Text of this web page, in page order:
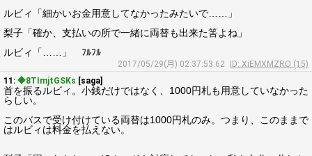
ルビィ「細かいお金用意してなかったみたいで……」
梨子「確か、支払いの所で一緒に両替も出来た筈よね」
ルビィ「……」 ﾌﾙﾌﾙ
2017/05/29(月) 02:37:53.62
ID: XiEMXMZRO (15)
11: ◆8TImjtGSKs [saga]
首を振るルビィ。小銭だけではなく、1000円札も用意していなかった
らしい。
このバスで受け付けている両替は1000円札のみ。つまり、このままで
はルビィは料金を払えない。